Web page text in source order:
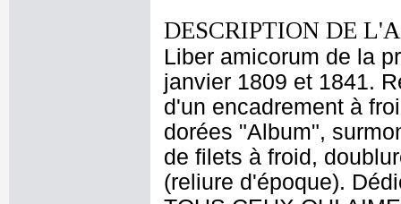
DESCRIPTION DE
Liber amicorum de la
janvier 1809 et 1841.
d'un encadrement à
dorées "Album",
de filets à froid,
(reliure d'époque).